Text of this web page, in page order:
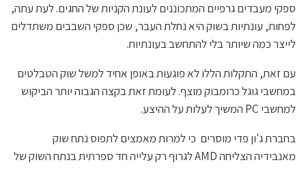
ספקי מעבדים גרפיים המתכוננים לעונת הקניות של החגים. לעת עתה,
לפחות, עונתיות בשוק היא נחלת העבר, שכן ספקי השבבים משתדלים
לייצר כמה שיותר בלי להתחשב בעונתיות.
עם זאת, התקלות הללו לא פוגעות באופן אחיד למשל שוק הטבלטים
במחשבי גוגל כרומבוק מוצף. לעומת זאת בקצה הגבוה יותר הביקוש
למחשבי PC המשיך לעלות על ההיצע.
בחברת ג'ון פדי מוסרים כי למרות מאמצים לתפוס נתח שוק
מאנבידיה הצליחה AMD לגרוף רק עלייה חד ספרתית בנתח השוק של